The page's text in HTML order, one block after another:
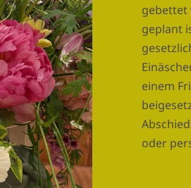
gebettet
geplant
einem
oder